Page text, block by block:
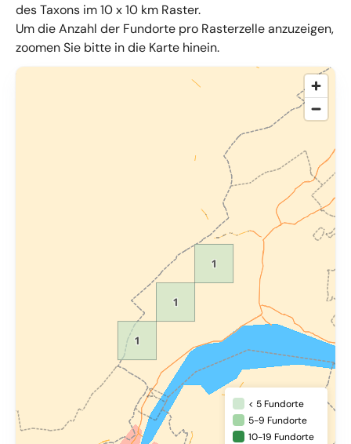
des Taxons im 10 x 10 km Raster.
Um die Anzahl der Fundorte pro Rasterzelle anzuzeigen,
zoomen Sie bitte in die Karte hinein.
© OpenMapTiles
< 5 Fundorte
5-9 Fundorte
10-19 Fundorte